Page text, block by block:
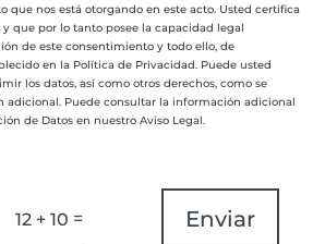
que nos está otorgando en este acto. Usted certifica
y que por lo tanto posee la capacidad legal
de este consentimiento y todo ello, de
en la Política de Privacidad. Puede usted
los datos, así como otros derechos, como se
adicional. Puede consultar la información adicional
de Datos en nuestro Aviso Legal.
12 + 10 = Enviar